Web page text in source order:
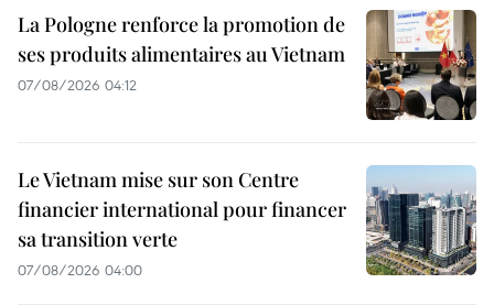
La Pologne renforce la promotion de
ses produits alimentaires au Vietnam
07/08/2026 04:12
Le Vietnam mise sur son Centre
financier international pour financer
sa transition verte
07/08/2026 04:00